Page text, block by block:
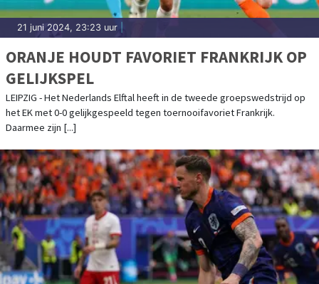
21 juni 2024, 23:23 uur
ORANJE HOUDT FAVORIET FRANKRIJK OP
GELIJKSPEL
LEIPZIG - Het Nederlands Elftal heeft in de tweede groepswedstrijd op
het EK met 0-0 gelijkgespeeld tegen toernooifavoriet Frankrijk.
Daarmee zijn [...]